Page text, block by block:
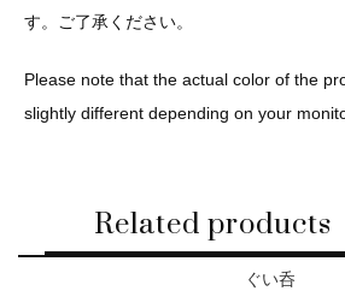
す。ご了承ください。
Please note that the actual color of the
slightly different depending on your
Related products
ぐい呑